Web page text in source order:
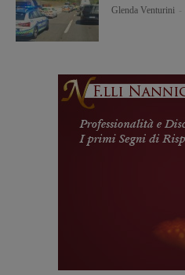
Glenda Venturini